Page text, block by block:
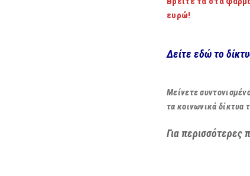
ευρώ!
Δείτε εδώ το
Μείνετε
τα κοινωνικά δίκτυα
Για